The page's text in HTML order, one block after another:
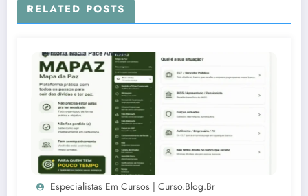
RELATED POSTS
Especialistas Em Cursos | Curso.blog.br